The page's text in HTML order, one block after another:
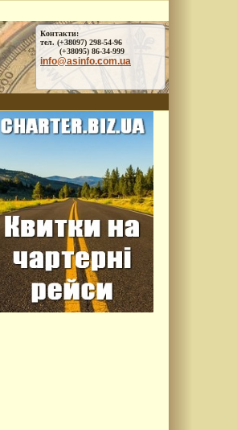
Контакти:
тел. (+38097) 298-54-96
(+38095) 86-34-999
info@asinfo.com.ua